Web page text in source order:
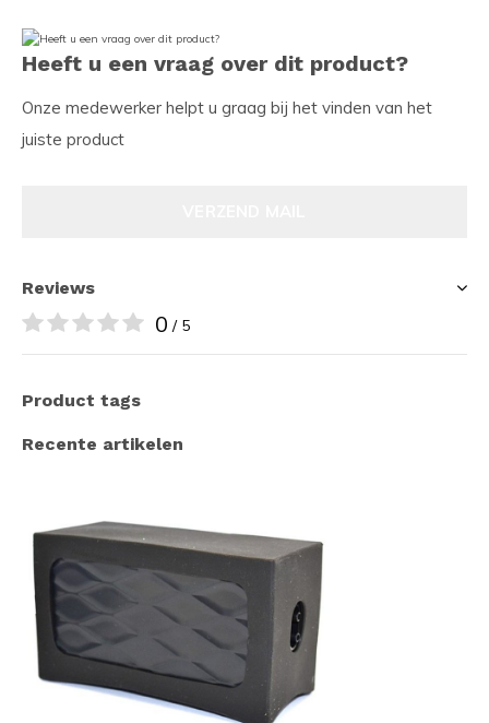
Heeft u een vraag over dit product?
Onze medewerker helpt u graag bij het vinden van het
juiste product
Reviews
0 / 5
Product tags
Recente artikelen